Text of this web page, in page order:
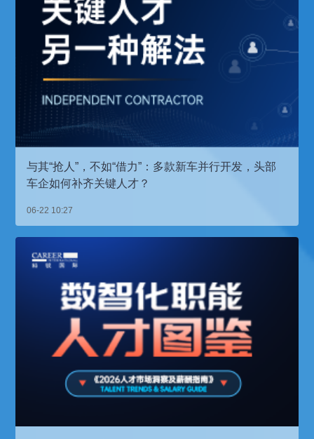
与其“抢人”，不如“借力”：多款新车并行开发，头部
车企如何补齐关键人才？
06-22 10:27